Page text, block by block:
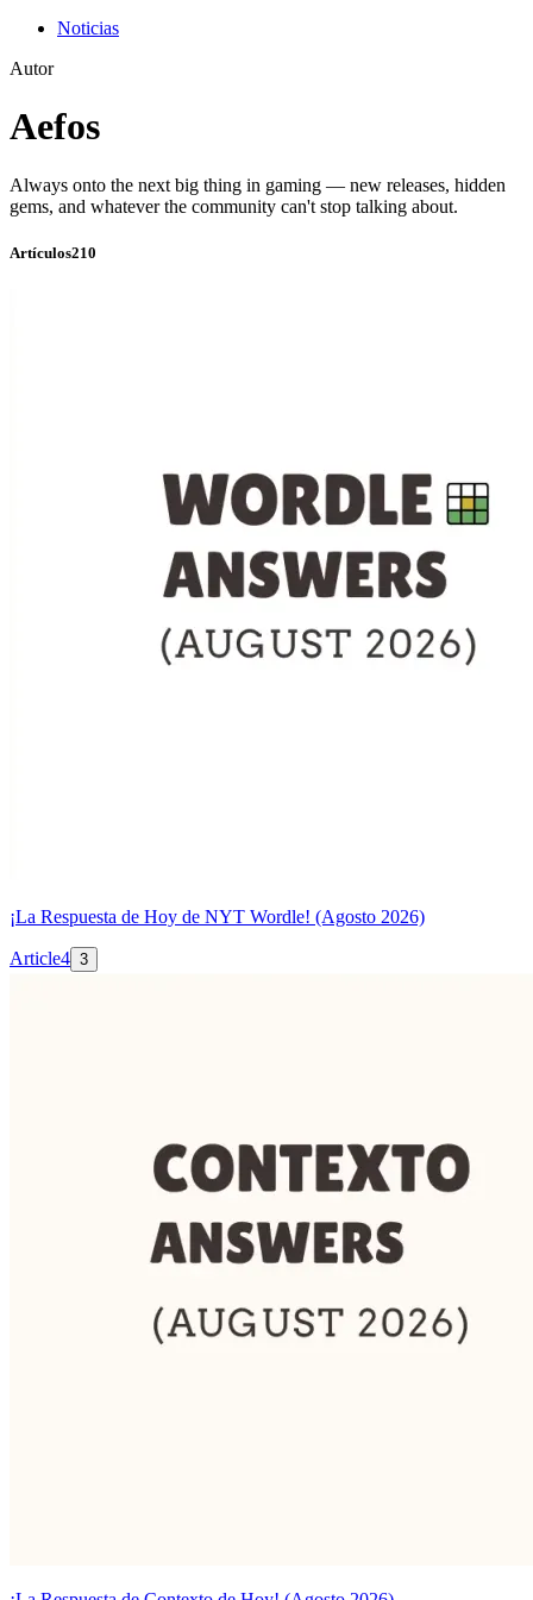
Noticias
Autor
Aefos
Always onto the next big thing in gaming — new releases, hidden
gems, and whatever the community can't stop talking about.
Artículos210
¡La Respuesta de Hoy de NYT Wordle! (Agosto 2026)
Article4 3